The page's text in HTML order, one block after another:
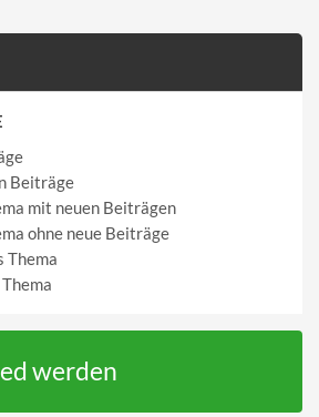
Beiträge
mit neuen Beiträgen
ohne neue Beiträge
Thema
werden